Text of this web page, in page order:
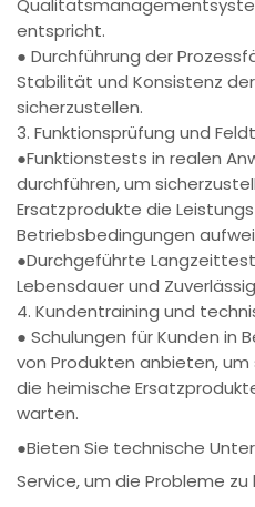
entspricht.
● Durchführung der
Stabilität und Konsistenz
sicherzustellen.
3. Funktionsprüfung und
●Funktionstests in realen
durchführen, um
Ersatzprodukte die
Betriebsbedingungen
●Durchgeführte
Lebensdauer und
4. Kundentraining und
● Schulungen für Kunden in
von Produkten anbieten,
die heimische
warten.
●Bieten Sie technische
Service, um die Probleme